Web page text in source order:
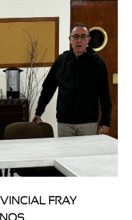
FRAY